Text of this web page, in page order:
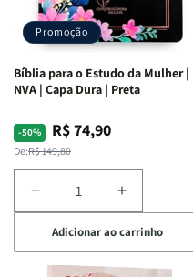
Promoção
Bíblia para o Estudo da Mulher |
NVA | Capa Dura | Preta
-50%
Preço
normal
De:R$ 149,80
Preço
promocional
R$ 74,90
Diminuir
a
quantidade
de
Aumentar
a
quantidade
de
Adicionar ao carrinho